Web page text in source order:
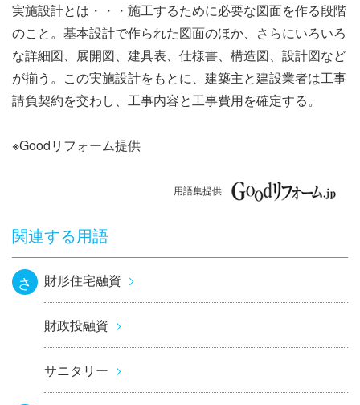
ナ
ビ
ゲ
シ
ン
実施設計とは・・・施工するために必要な図面を作る段階
のこと。基本設計で作られた図面のほか、さらにいろいろ
な詳細図、展開図、建具表、仕様書、構造図、設計図など
が揃う。この実施設計をもとに、建築主と建設業者は工事
請負契約を交わし、工事内容と工事費用を確定する。
※Goodリフォーム提供
用語集提供
関連する用語
さ 財形住宅融資
財政投融資
サニタリー